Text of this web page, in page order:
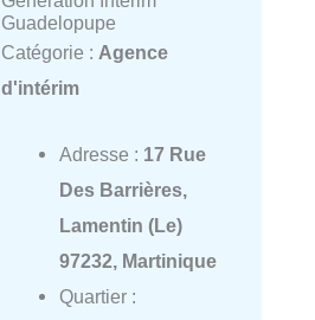
Guadelopupe
Catégorie : Agence
d'intérim
Adresse : 17 Rue
Des Barrières,
Lamentin (Le)
97232, Martinique
Quartier :